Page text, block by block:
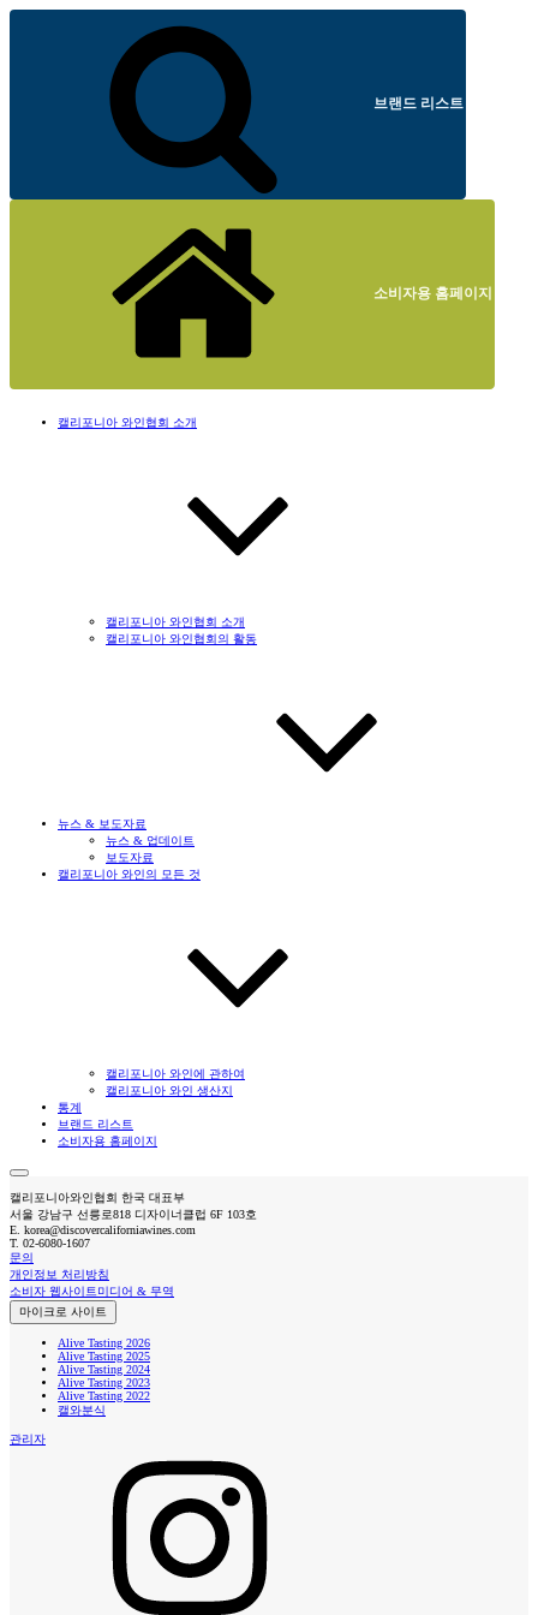
브랜드 리스트
소비자용 홈페이지
캘리포니아 와인협회 소개
캘리포니아 와인협회 소개
캘리포니아 와인협회의 활동
뉴스 & 보도자료
뉴스 & 업데이트
보도자료
캘리포니아 와인의 모든 것
캘리포니아 와인에 관하여
캘리포니아 와인 생산지
통계
브랜드 리스트
소비자용 홈페이지
캘리포니아와인협회 한국 대표부
서울 강남구 선릉로818 디자이너클럽 6F 103호
E. korea@discovercaliforniawines.com
T. 02-6080-1607
문의
개인정보 처리방침
소비자 웹사이트미디어 & 무역
마이크로 사이트
Alive Tasting 2026
Alive Tasting 2025
Alive Tasting 2024
Alive Tasting 2023
Alive Tasting 2022
캘와분식
관리자